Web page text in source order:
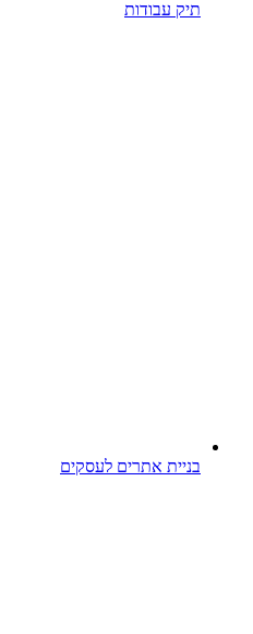
תיק עבודות
בניית אתרים לעסקים